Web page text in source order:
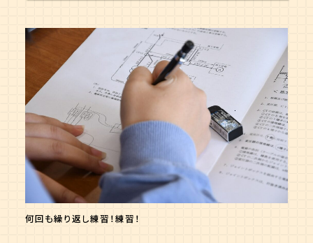
何回も繰り返し練習！練習！